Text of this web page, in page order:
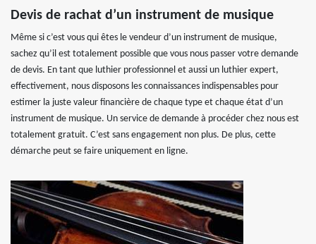
Devis de rachat d’un instrument de musique
Même si c’est vous qui êtes le vendeur d’un instrument de musique,
sachez qu’il est totalement possible que vous nous passer votre demande
de devis. En tant que luthier professionnel et aussi un luthier expert,
effectivement, nous disposons les connaissances indispensables pour
estimer la juste valeur financière de chaque type et chaque état d’un
instrument de musique. Un service de demande à procéder chez nous est
totalement gratuit. C’est sans engagement non plus. De plus, cette
démarche peut se faire uniquement en ligne.